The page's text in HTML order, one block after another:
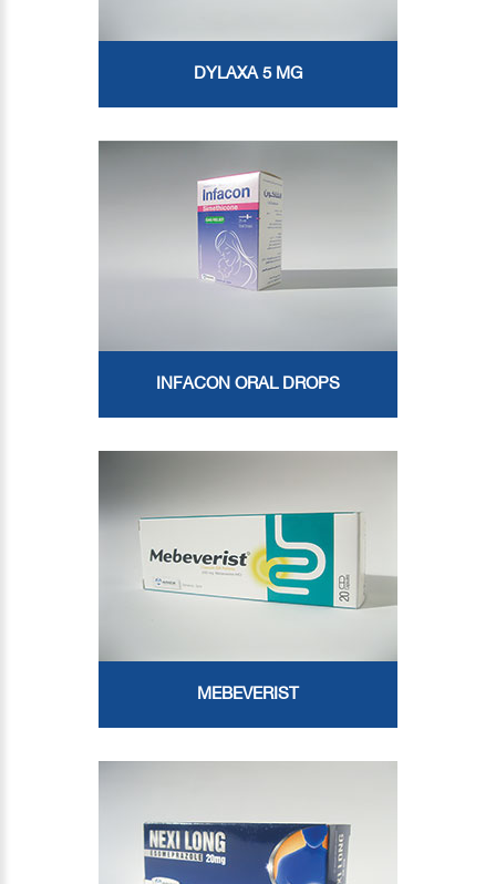
DYLAXA 5 MG
INFACON ORAL DROPS
MEBEVERIST